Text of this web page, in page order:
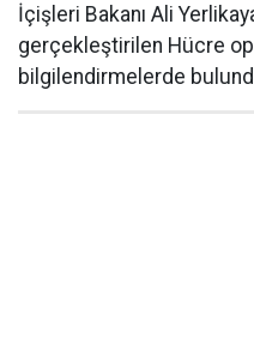
İçişleri Bakanı Ali
gerçekleştirilen Hücre
bilgilendirmelerde